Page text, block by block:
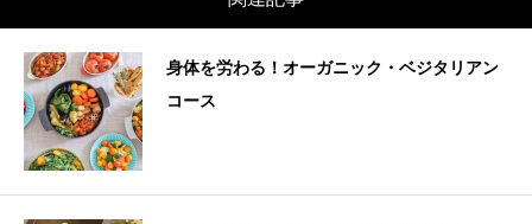
身体を労わる！オーガニック・ベジタリアン
コース